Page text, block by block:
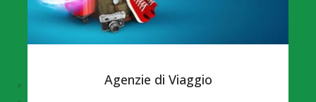
Agenzie di Viaggio